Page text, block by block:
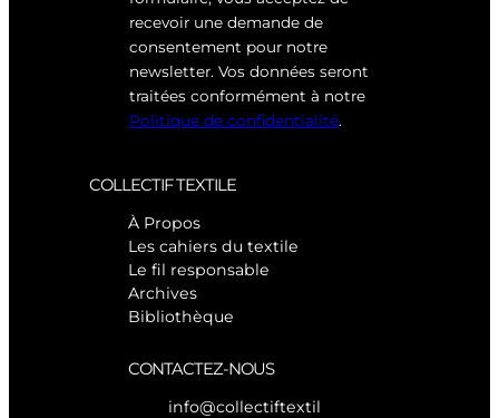
recevoir une demande de
consentement pour notre
newsletter. Vos données seront
traitées conformément à notre
Politique de confidentialité.
COLLECTIF TEXTILE
À Propos
Les cahiers du textile
Le fil responsable
Archives
Bibliothèque
CONTACTEZ-NOUS
info@collectiftextil